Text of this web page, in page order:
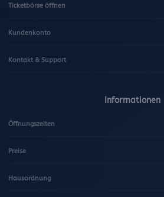
Ticketbörse öffnen
Kundenkonto
Kontakt & Support
Informationen
Öffnungszeiten
Preise
Hausordnung